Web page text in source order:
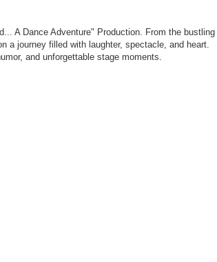
A Dance Adventure" Production. From the bustling
a journey filled with laughter, spectacle, and heart.
and unforgettable stage moments.